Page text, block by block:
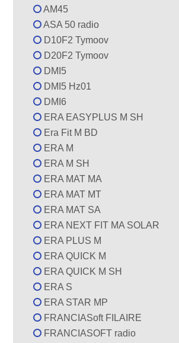
AM45
ASA 50 radio
D10F2 Tymoov
D20F2 Tymoov
DMI5
DMI5 Hz01
DMI6
ERA EASYPLUS M SH
Era Fit M BD
ERA M
ERA M SH
ERA MAT MA
ERA MAT MT
ERA MAT SA
ERA NEXT FIT MA SOLAR
ERA PLUS M
ERA QUICK M
ERA QUICK M SH
ERA S
ERA STAR MP
FRANCIASoft FILAIRE
FRANCIASOFT radio